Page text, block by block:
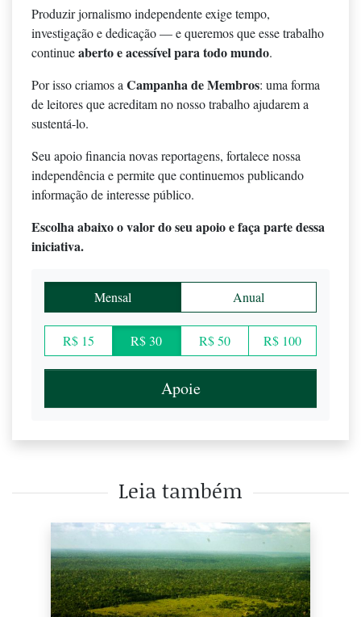
Produzir jornalismo independente exige tempo,
investigação e dedicação — e queremos que esse trabalho
continueaberto e acessível para todo mundo.
Por isso criamos a Campanha de Membros: uma forma
de leitores que acreditam no nosso trabalho ajudarem a
sustentá-lo.
Seu apoio financia novas reportagens, fortalece nossa
independência e permite que continuemos publicando
informação de interesse público.
Escolha abaixo o valor do seu apoio e faça parte dessa
iniciativa.
Mensal Anual
R$ 15 R$ 30 R$ 50 R$ 100
Apoie
Leia também